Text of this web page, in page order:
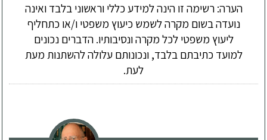
הערה: רשימה זו הינה למידע כללי וראשוני בלבד ואינה
נועדה בשום מקרה לשמש כיעוץ משפטי ו/או כתחליף
ליעוץ משפטי לכל מקרה ונסיבותיו. הדברים נכונים
למועד כתיבתם בלבד, ונכונותם עלולה להשתנות מעת
לעת.